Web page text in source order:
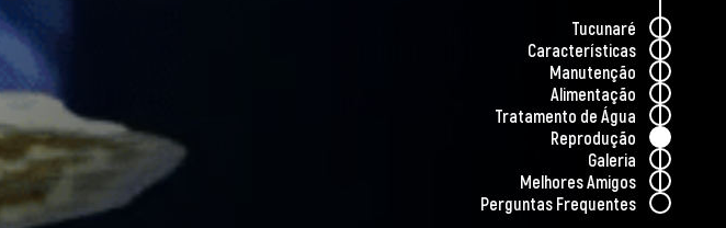
Tucunaré
Características
Manutenção
Alimentação
Tratamento de Água
Reprodução
Galeria
Melhores Amigos
Perguntas Frequentes